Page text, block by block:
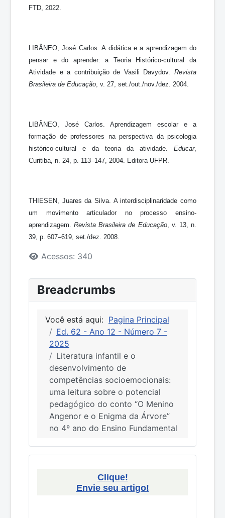
FTD, 2022.
LIBÂNEO, José Carlos. A didática e a aprendizagem do
pensar e do aprender: a Teoria Histórico-cultural da
Atividade e a contribuição de Vasili Davydov. Revista
Brasileira de Educação , v. 27, set./out./nov./dez. 2004.
LIBÂNEO, José Carlos. Aprendizagem escolar e a
formação de professores na perspectiva da psicologia
histórico-cultural e da teoria da atividade. Educar,
Curitiba, n. 24, p. 113–147, 2004. Editora UFPR.
THIESEN, Juares da Silva. A interdisciplinaridade como
um movimento articulador no processo ensino-
aprendizagem.Revista Brasileira de Educação, v. 13, n.
39, p. 607–619, set./dez. 2008.
Detalhes
Acessos: 340
Breadcrumbs
Você está aqui: Pagina Principal
Ed. 62 - Ano 12 - Número 7 -
2025
Literatura infantil e o
desenvolvimento de
competências socioemocionais:
uma leitura sobre o potencial
pedagógico do conto “O Menino
Angenor e o Enigma da Árvore”
no 4º ano do Ensino Fundamental
Clique!
Envie seu artigo!